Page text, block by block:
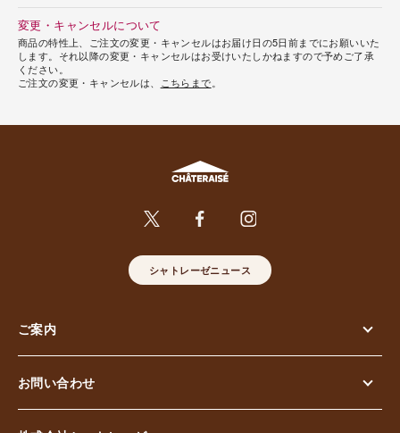
変更・キャンセルについて
商品の特性上、ご注文の変更・キャンセルはお届け日の5日前までにお願いいた
します。それ以降の変更・キャンセルはお受けいたしかねますので予めご了承
ください。
ご注文の変更・キャンセルは、 こちらまで。
シャトレーゼニュース
ご案内
お問い合わせ